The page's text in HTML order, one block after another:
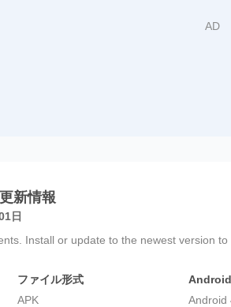
新情報
日
Install or update to the newest version to
ファイル形式
APK
Android